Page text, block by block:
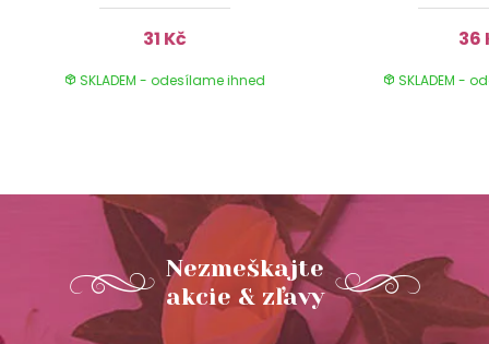
31 Kč
SKLADEM - odesílame ihned
36
SKLADEM -
Nezmeškajte
akcie & zľavy